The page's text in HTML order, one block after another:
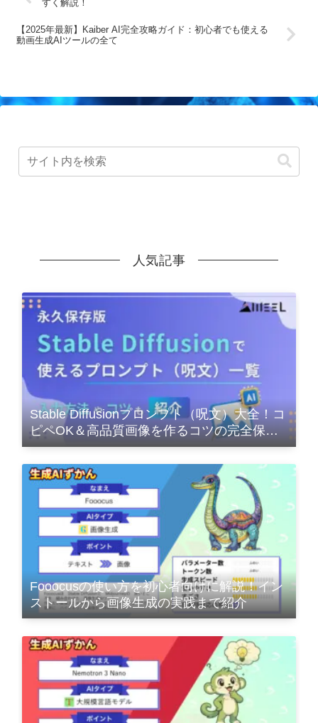
すく解説！
【2025年最新】Kaiber AI完全攻略ガイド：初心者でも使える
動画生成AIツールの全て
人気記事
Stable Diffusionプロンプト（呪文）大全！コ
ピペOK＆高品質画像を作るコツの完全保存
版
Fooocusの使い方を初心者向けに解説！イン
ストールから画像生成の実践まで紹介